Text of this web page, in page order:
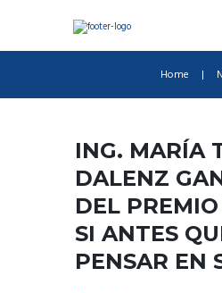
Home
ING. MARÍA
DALENZ
DEL
SI ANTES
PENSAR EN